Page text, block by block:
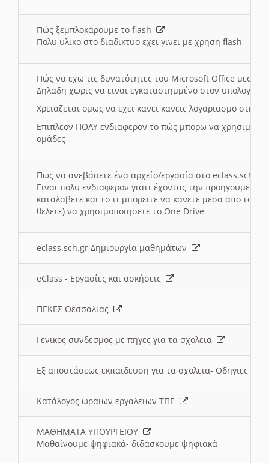
Πώς ξεμπλοκάρουμε το flash
Πολυ υλικο στο διαδικτυο εχει γινει με χρηση flash
Πώς να εχω τις δυνατότητες του Microsoft Office μεσω
Δηλαδη χωρις να ειναι εγκαταστημμένο στον
Χρειαζεται ομως να εχει κανει κανεις λογαριασμο στη
Επιπλεον ΠΟΛΥ ενδιαφερον το πώς μπορω να
ομάδες
Πως να ανεβάσετε ένα αρχείο/εργασία στο eclass.sch.gr
Ειναι πολυ ενδιαφερον γιατι έχοντας την
καταλαβετε και το τι μπορειτε να κανετε μεσα απο το
θελετε) να χρησιμοποιησετε το One Drive
eclass.sch.gr Δημιουργία μαθημάτων
eClass - Εργασίες και ασκήσεις
ΠΕΚΕΣ Θεσσαλιας
Γενικος συνδεσμος με πηγες για τα σχολεια
Εξ αποστάσεως εκπαιδευση για τα σχολεια- Οδηγιες
Κατάλογος ωραιων εργαλειων ΤΠΕ
ΜΑΘΗΜΑΤΑ ΥΠΟΥΡΓΕΙΟΥ
Μαθαίνουμε ψηφιακά- διδάσκουμε ψηφιακά